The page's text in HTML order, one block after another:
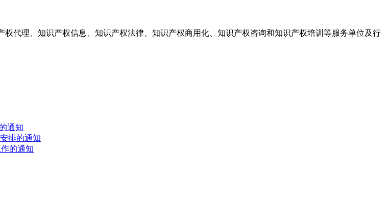
代理、知识产权信息、知识产权法律、知识产权商用化、知识产权咨询和知识产权培训等服务单位及行
通知
排的通知
的通知